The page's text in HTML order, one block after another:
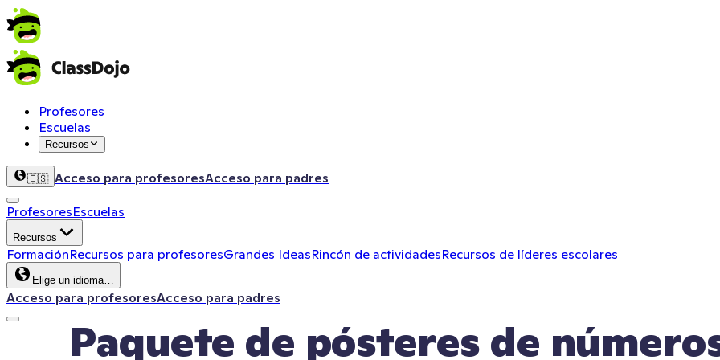
Profesores
Escuelas
Recursos
🇪🇸 Acceso para profesoresAcceso para padres
ProfesoresEscuelas
Recursos
FormaciónRecursos para profesoresGrandes IdeasRincón de actividadesRecursos de líderes escolares
Elige un idioma…
Acceso para profesoresAcceso para padres
Paquete de pósteres de